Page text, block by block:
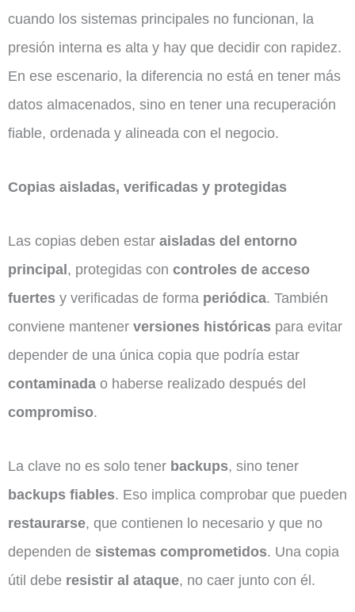
cuando los sistemas principales no funcionan, la
presión interna es alta y hay que decidir con rapidez.
En ese escenario, la diferencia no está en tener más
datos almacenados, sino en tener una recuperación
fiable, ordenada y alineada con el negocio.
Copias aisladas, verificadas y protegidas
Las copias deben estar aisladas del entorno
principal, protegidas con controles de acceso
fuertes y verificadas de forma periódica. También
conviene mantener versiones históricas para evitar
depender de una única copia que podría estar
contaminada o haberse realizado después del
compromiso.
La clave no es solo tener backups, sino tener
backups fiables. Eso implica comprobar que pueden
restaurarse, que contienen lo necesario y que no
dependen de sistemas comprometidos. Una copia
útil debe resistir al ataque, no caer junto con él.